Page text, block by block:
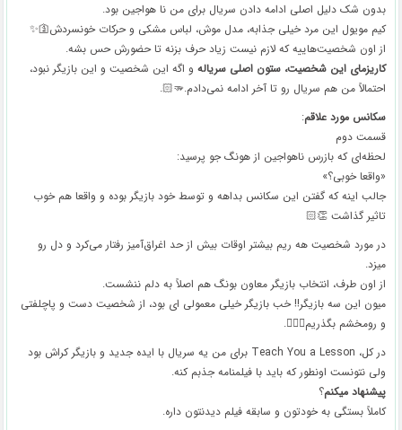
بدون شک دلیل اصلی ادامه دادن سریال برای من نا هواجین بود.
کیم مویول این مرد خیلی جذابه، مدل موش، لباس مشکی و حرکات خونسردش🛐✨
از اون شخصیت‌هاییه که لازم نیست زیاد حرف بزنه تا حضورش حس بشه.
کاریزمای این شخصیت، ستون اصلی سریاله و اگه این شخصیت و این بازیگر نبود،
احتمالاً من هم سریال رو تا آخر ادامه نمی‌دادم.🫳🏻.
سکانس مورد علاقم:
قسمت دوم
لحظه‌ای که بازرس ناهواجین از هونگ جو پرسید:
«واقعا خوبی؟»
جالب اینه که گفتن این سکانس بداهه و توسط خود بازیگر بوده و واقعا هم خوب
تاثیر گذاشت 👏🏻
در مورد شخصیت هه ریم بیشتر اوقات‌ بیش از حد اغراق‌آمیز رفتار می‌کرد و دل رو
میزد.
از اون طرف، انتخاب بازیگر معاون بونگ هم اصلاً به دلم ننشست.
میون این سه بازیگر!! خب بازیگر خیلی معمولی ای بود، از شخصیت دست و پاچلفتی
و رومخشم بگذریم💆🏻‍♀️.
در کل، Teach You a Lesson برای من یه سریال با ایده‌ جدید و بازیگر کراش بود
ولی نتونست اونطور که باید با فیلمنامه جذبم کنه.
پیشنهاد میکنم؟
کاملاً بستگی به خودتون و سابقه فیلم دیدنتون داره.